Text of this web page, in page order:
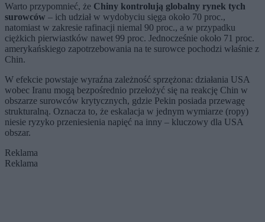
Warto przypomnieć, że Chiny kontrolują globalny rynek tych
surowców – ich udział w wydobyciu sięga około 70 proc.,
natomiast w zakresie rafinacji niemal 90 proc., a w przypadku
ciężkich pierwiastków nawet 99 proc. Jednocześnie około 71 proc.
amerykańskiego zapotrzebowania na te surowce pochodzi właśnie z
Chin.
W efekcie powstaje wyraźna zależność sprzężona: działania USA
wobec Iranu mogą bezpośrednio przełożyć się na reakcję Chin w
obszarze surowców krytycznych, gdzie Pekin posiada przewagę
strukturalną. Oznacza to, że eskalacja w jednym wymiarze (ropy)
niesie ryzyko przeniesienia napięć na inny – kluczowy dla USA
obszar.
Reklama
Reklama